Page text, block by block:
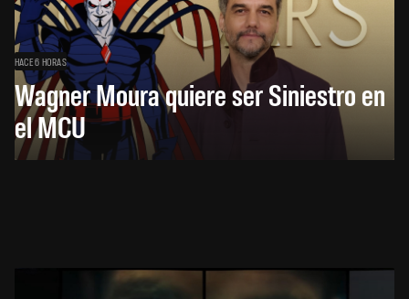
HACE 6 HORAS
Wagner Moura quiere ser Siniestro en
el MCU